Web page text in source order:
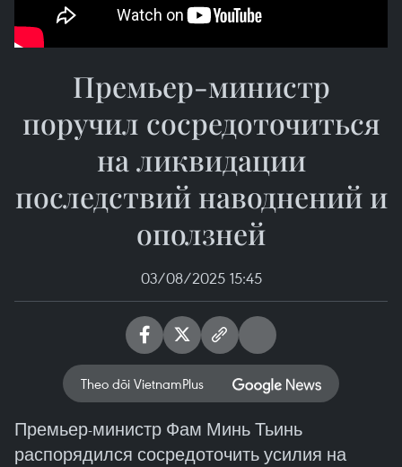
Премьер-министр
поручил сосредоточиться
на ликвидации
последствий наводнений и
оползней
03/08/2025 15:45
Theo dõi VietnamPlus
Премьер-министр Фам Минь Тьинь
распорядился сосредоточить усилия на